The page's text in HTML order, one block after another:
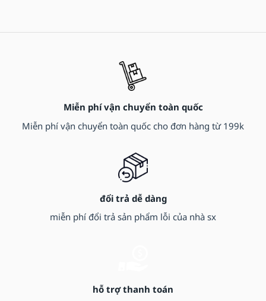
Miễn phí vận chuyển toàn quốc
Miễn phí vận chuyển toàn quốc cho đơn hàng từ 199k
đổi trả dễ dàng
miễn phí đổi trả sản phẩm lỗi của nhà sx
hỗ trợ thanh toán